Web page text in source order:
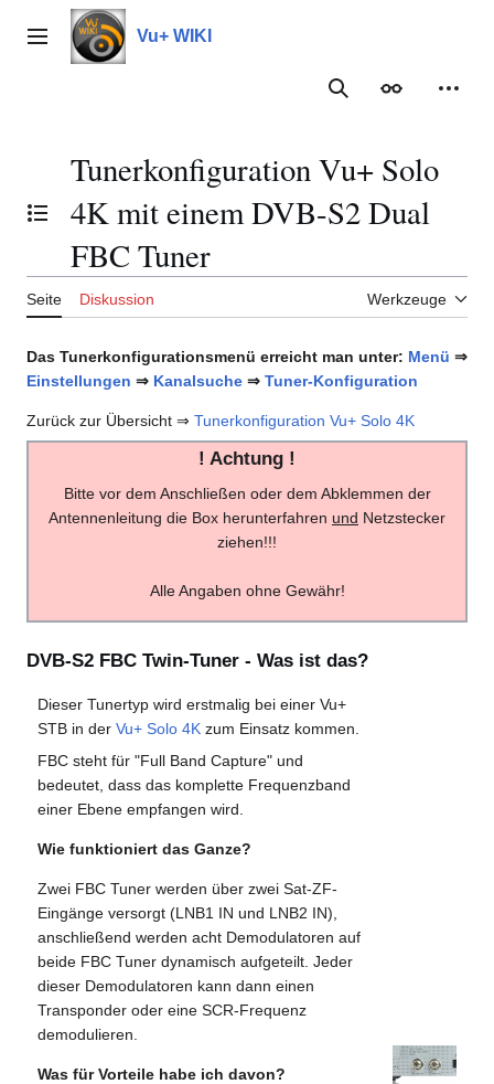
Inhalt
springenHauptmenü Vu+ WIKI
Suche
Inhaltsverzeichnis umschalten
Tunerkonfiguration Vu+ Solo
4K mit einem DVB-S2 Dual
FBC Tuner
Seite Diskussion Werkzeuge
Das Tunerkonfigurationsmenü erreicht man unter: Menü ⇒
Einstellungen ⇒ Kanalsuche ⇒ Tuner-Konfiguration
Zurück zur Übersicht ⇒ Tunerkonfiguration Vu+ Solo 4K
! Achtung !
Bitte vor dem Anschließen oder dem Abklemmen der
Antennenleitung die Box herunterfahren und Netzstecker
ziehen!!!
Alle Angaben ohne Gewähr!
DVB-S2 FBC Twin-Tuner - Was ist das?
Dieser Tunertyp wird erstmalig bei einer Vu+
STB in der Vu+ Solo 4K zum Einsatz kommen.
FBC steht für "Full Band Capture" und
bedeutet, dass das komplette Frequenzband
einer Ebene empfangen wird.
Wie funktioniert das Ganze?
Zwei FBC Tuner werden über zwei Sat-ZF-
Eingänge versorgt (LNB1 IN und LNB2 IN),
anschließend werden acht Demodulatoren auf
beide FBC Tuner dynamisch aufgeteilt. Jeder
dieser Demodulatoren kann dann einen
Transponder oder eine SCR-Frequenz
demodulieren.
Was für Vorteile habe ich davon?